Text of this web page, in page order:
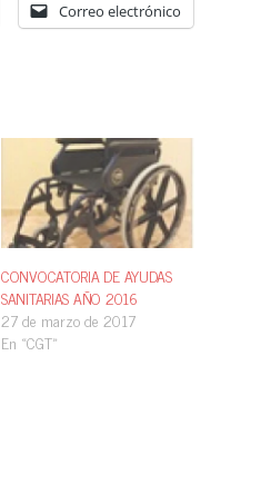
Correo electrónico
CONVOCATORIA DE AYUDAS
SANITARIAS AÑO 2016
27 de marzo de 2017
En «CGT»